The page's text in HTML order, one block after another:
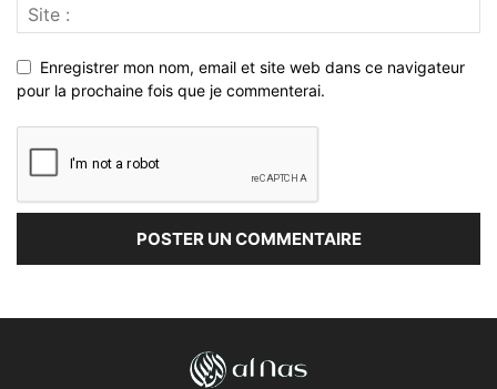
Enregistrer mon nom, email et site web dans ce navigateur
pour la prochaine fois que je commenterai.